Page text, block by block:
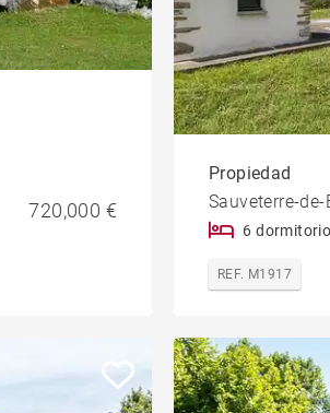
720,000 €
Propiedad
Sauveterre-de-
6
REF. M1917